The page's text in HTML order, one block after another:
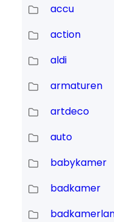
accu
action
aldi
armaturen
artdeco
auto
babykamer
badkamer